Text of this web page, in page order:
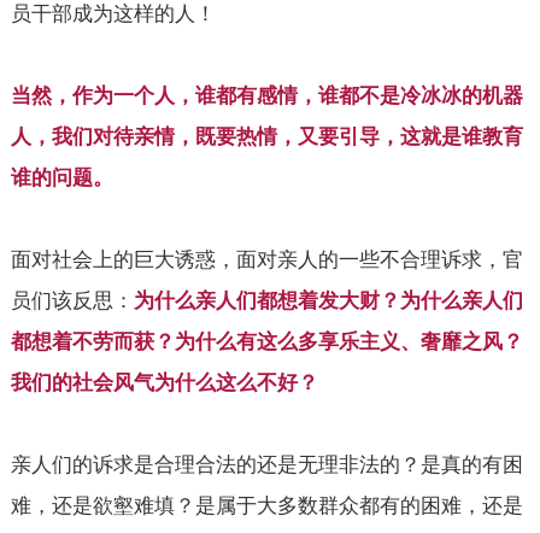
员干部成为这样的人！
当然，作为一个人，谁都有感情，谁都不是冷冰冰的机器
人，我们对待亲情，既要热情，又要引导，这就是谁教育
谁的问题。
面对社会上的巨大诱惑，面对亲人的一些不合理诉求，官
员们该反思： 为什么亲人们都想着发大财？为什么亲人们
都想着不劳而获？为什么有这么多享乐主义、奢靡之风？
我们的社会风气为什么这么不好？
亲人们的诉求是合理合法的还是无理非法的？是真的有困
难，还是欲壑难填？是属于大多数群众都有的困难，还是